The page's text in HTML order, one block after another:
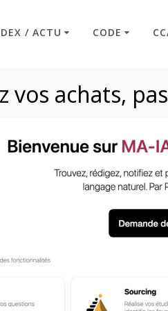
/ ACTU CODE
Code :
vos achats,